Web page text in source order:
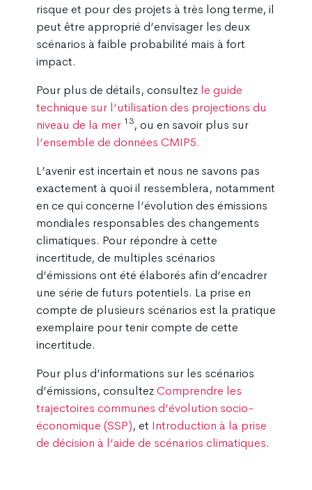
risque et pour des projets à très long terme, il
peut être approprié d’envisager les deux
scénarios à faible probabilité mais à fort
impact.
Pour plus de détails, consultez le guide
technique sur l’utilisation des projections du
niveau de la mer 13, ou en savoir plus sur
l’ensemble de données CMIP5.
L’avenir est incertain et nous ne savons pas
exactement à quoi il ressemblera, notamment
en ce qui concerne l’évolution des émissions
mondiales responsables des changements
climatiques. Pour répondre à cette
incertitude, de multiples scénarios
d’émissions ont été élaborés afin d’encadrer
une série de futurs potentiels. La prise en
compte de plusieurs scénarios est la pratique
exemplaire pour tenir compte de cette
incertitude.
Pour plus d’informations sur les scénarios
d’émissions, consultezComprendre les
trajectoires communes d’évolution socio-
économique (SSP), et Introduction à la prise
de décision à l’aide de scénarios climatiques.